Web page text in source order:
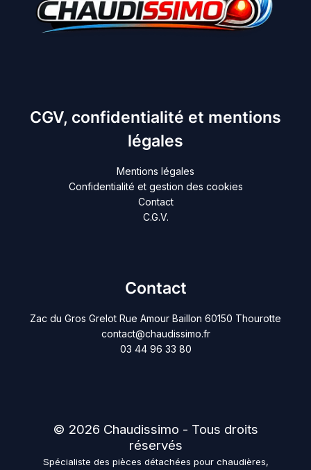
CGV, confidentialité et mentions
légales
Mentions légales
Confidentialité et gestion des cookies
Contact
C.G.V.
Contact
Zac du Gros Grelot Rue Amour Baillon 60150 Thourotte
contact@chaudissimo.fr
03 44 96 33 80
© 2026 Chaudissimo - Tous droits
réservés
Spécialiste des pièces détachées pour chaudières,